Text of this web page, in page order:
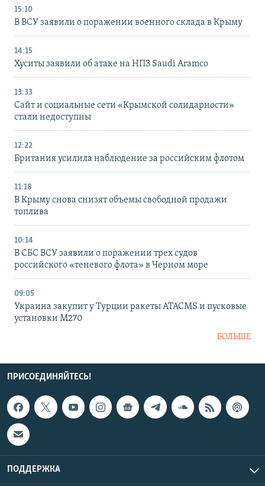
15:10
В ВСУ заявили о поражении военного склада в Крыму
14:15
Хуситы заявили об атаке на НПЗ Saudi Aramco
13:33
Сайт и социальные сети «Крымской солидарности»
стали недоступны
12:22
Британия усилила наблюдение за российским флотом
11:18
В Крыму снова снизят объемы свободной продажи
топлива
10:14
В СБС ВСУ заявили о поражении трех судов
российского «теневого флота» в Черном море
09:05
Украина закупит у Турции ракеты ATACMS и пусковые
установки M270
БОЛЬШЕ
ПРИСОЕДИНЯЙТЕСЬ!
ПОДДЕРЖКА